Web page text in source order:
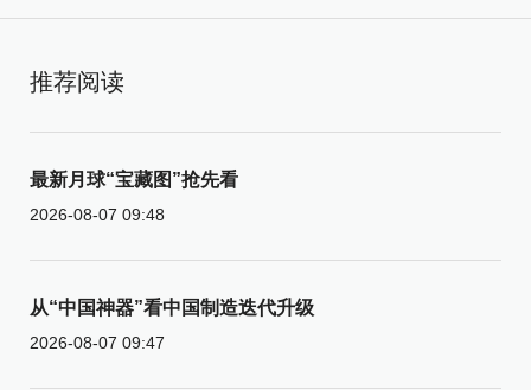
推荐阅读
最新月球“宝藏图”抢先看
2026-08-07 09:48
从“中国神器”看中国制造迭代升级
2026-08-07 09:47